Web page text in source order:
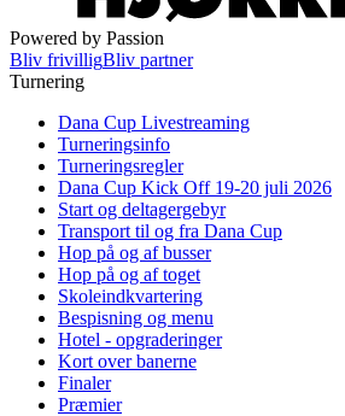
Powered by Passion
Bliv frivilligBliv partner
Turnering
Dana Cup Livestreaming
Turneringsinfo
Turneringsregler
Dana Cup Kick Off 19-20 juli 2026
Start og deltagergebyr
Transport til og fra Dana Cup
Hop på og af busser
Hop på og af toget
Skoleindkvartering
Bespisning og menu
Hotel - opgraderinger
Kort over banerne
Finaler
Præmier